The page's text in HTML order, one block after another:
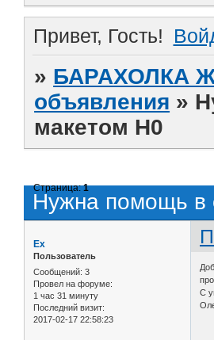
Привет, Гость!
» БАРАХОЛКА
объявления »
макетом Н0
Нужна помощь в
Страница:1
Ex
Пользователь
Сообщений: 3
Провел на форуме:
1 час 31 минуту
Последний визит:
2017-02-17 22:58:23
С